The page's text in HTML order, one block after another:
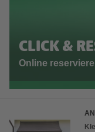
CLICK &
Online